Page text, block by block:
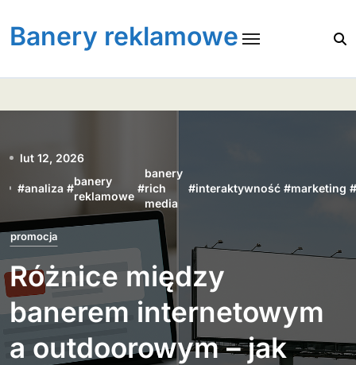
content
Banery reklamowe
lut 12, 2026
#analiza #
banery
reklamowe
#
banery
rich
media
#interaktywność #marketing #
promocja
Różnice między
banerem internetowym
a outdoorowym – jak